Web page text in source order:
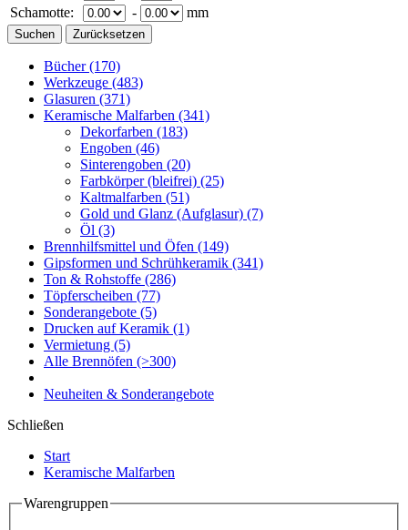
Schamotte:
- mm
Bücher(170)
Werkzeuge (483)
Glasuren (371)
Keramische Malfarben (341)
Dekorfarben (183)
Engoben (46)
Sinterengoben (20)
Farbkörper (bleifrei) (25)
Kaltmalfarben (51)
Gold und Glanz (Aufglasur) (7)
Öl (3)
Brennhilfsmittel und Öfen (149)
Gipsformen und Schrühkeramik (341)
Ton & Rohstoffe (286)
Töpferscheiben (77)
Sonderangebote (5)
Drucken auf Keramik (1)
Vermietung (5)
Alle Brennöfen (>300)
Neuheiten & Sonderangebote
Schließen
Start
Keramische Malfarben
Warengruppen